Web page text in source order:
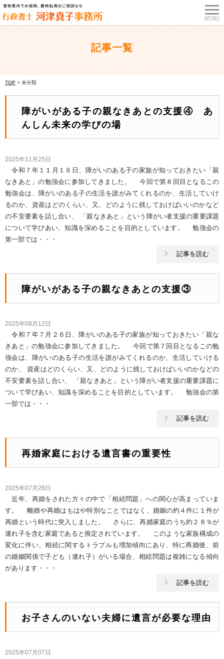
記事一覧
TOP > 未分類
障がいがある子の親なきあとの支援④ あ
んしん未来の学びの場
2025年11月25日
令和７年１１月１６日、障がいのある子の家族が知っておきたい「親
なきあと」の勉強会に参加してきました。 今回で第８回目となるこの
勉強会は、障がいのある子の生活を誰がみてくれるのか、生活していけ
るのか、資産はどのくらい、又、どのように残しておけばいいのかなど
の不安要素を話し合い、 「親なきあと」という障がい者支援の重要課題
について学びあい、知識を深めることを目的としています。 勉強会の
第一部では・・・
記事を読む
障がいがある子の親なきあとの支援③
2025年08月12日
令和７年７月２６日、障がいのある子の家族が知っておきたい「親な
きあと」の勉強会に参加してきました。 今回で第７回目となるこの勉
強会は、障がいのある子の生活を誰がみてくれるのか、生活していける
のか、 資産はどのくらい、又、どのように残しておけばいいのかなどの
不安要素を話し合い、 「親なきあと」という障がい者支援の重要課題に
ついて学びあい、知識を深めることを目的としています。 勉強会の第
一部では・・・
記事を読む
再婚家庭における遺言書の重要性
2025年07月28日
近年、再婚をされた方々の中で「相続問題」への関心が高まっていま
す。 離婚や再婚はもはや特別なことではなく、婚姻の約４件に１件が
再婚という時代に突入しました。 さらに、再婚家庭のうち約２８％が
連れ子を含む家庭であると推定されています。 このような家族構成の
変化に伴い、相続に関するトラブルも増加傾向にあり、特に再婚後、前
の婚姻関係で子ども（連れ子）がいる場合、相続問題は複雑になる傾向
があります・・・
記事を読む
お子さんのいない夫婦に遺言が必要な理由
2025年07月07日